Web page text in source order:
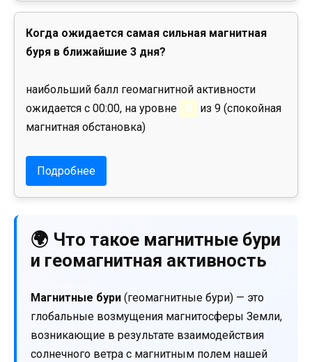
Когда ожидается самая сильная магнитная
буря в ближайшие 3 дня?
наибольший балл геомагнитной активности
ожидается с 00:00, на уровне
0
из 9 (спокойная
магнитная обстановка)
Подробнее
🌍 Что такое магнитные бури
и геомагнитная активность
Магнитные бури (геомагнитные бури) — это
глобальные возмущения магнитосферы Земли,
возникающие в результате взаимодействия
солнечного ветра с магнитным полем нашей